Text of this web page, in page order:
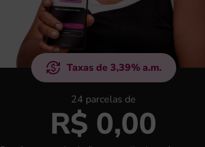
Taxas de 3,39% a.m.
24 parcelas de
R$ 0,00